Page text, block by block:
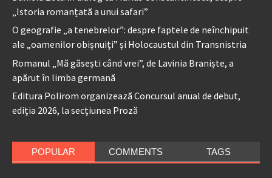
„Istoria romanțată a unui safari”
O geografie „a tenebrelor”: despre faptele de neînchipuit
ale „oamenilor obișnuiți” și Holocaustul din Transnistria
Romanul „Mă găsești când vrei”, de Lavinia Braniște, a
apărut în limba germană
Editura Polirom organizează Concursul anual de debut,
ediția 2026, la secțiunea Proză
POPULAR COMMENTS TAGS